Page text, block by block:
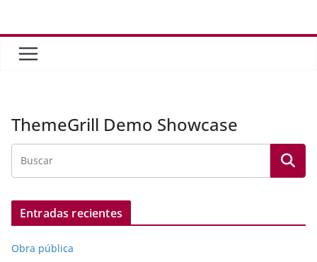
contenido
ThemeGrill Demo Showcase
Entradas recientes
Obra pública